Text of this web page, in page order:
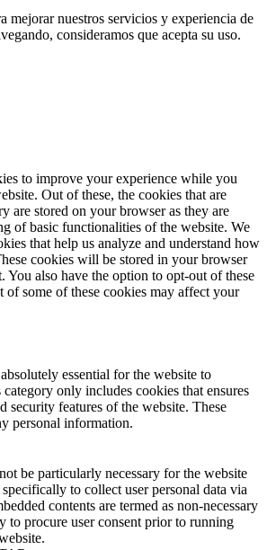
mejorar nuestros servicios y experiencia de
consideramos que acepta su uso.
to improve your experience while you
Out of these, the cookies that are
are stored on your browser as they are
of basic functionalities of the website. We
that help us analyze and understand how
cookies will be stored in your browser
You also have the option to opt-out of these
some of these cookies may affect your
essential for the website to
only includes cookies that ensures
security features of the website. These
personal information.
be particularly necessary for the website
to collect user personal data via
contents are termed as non-necessary
to procure user consent prior to running